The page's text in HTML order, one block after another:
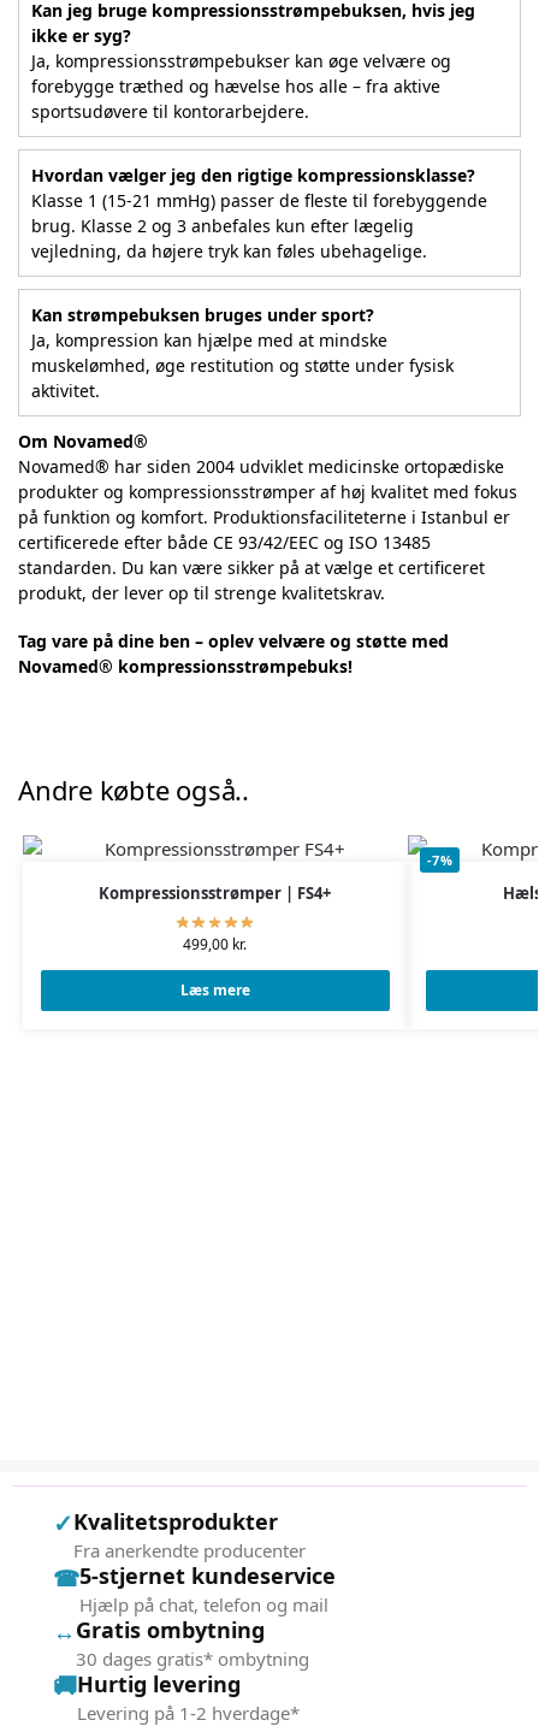
Kan jeg bruge kompressionsstrømpebuksen, hvis jeg
ikke er syg?
Ja, kompressionsstrømpebukser kan øge velvære og
forebygge træthed og hævelse hos alle – fra aktive
sportsudøvere til kontorarbejdere.
Hvordan vælger jeg den rigtige kompressionsklasse?
Klasse 1 (15-21 mmHg) passer de fleste til forebyggende
brug. Klasse 2 og 3 anbefales kun efter lægelig
vejledning, da højere tryk kan føles ubehagelige.
Kan strømpebuksen bruges under sport?
Ja, kompression kan hjælpe med at mindske
muskelømhed, øge restitution og støtte under fysisk
aktivitet.
Om Novamed®
Novamed® har siden 2004 udviklet medicinske ortopædiske
produkter og kompressionsstrømper af høj kvalitet med fokus
på funktion og komfort. Produktionsfaciliteterne i Istanbul er
certificerede efter både CE 93/42/EEC og ISO 13485
standarden. Du kan være sikker på at vælge et certificeret
produkt, der lever op til strenge kvalitetskrav.
Tag vare på dine ben – oplev velvære og støtte med
Novamed® kompressionsstrømpebuks!
Andre købte også..
Kompressionsstrømper | FS4+
499,00 kr.
Læs mere
-7%
✓Kvalitetsprodukter
Fra anerkendte producenter
☎5-stjernet kundeservice
Hjælp på chat, telefon og mail
↔ Gratis ombytning
30 dages gratis* ombytning
🚚Hurtig levering
Levering på 1-2 hverdage*